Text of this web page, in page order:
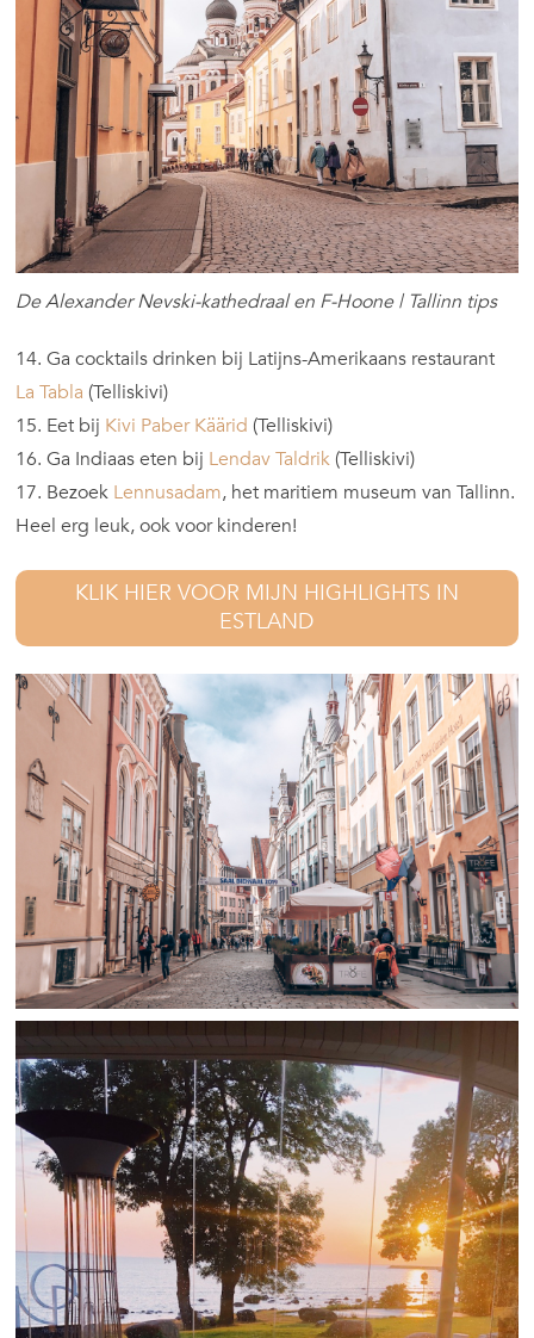
De Alexander Nevski-kathedraal en F-Hoone | Tallinn tips
14. Ga cocktails drinken bij Latijns-Amerikaans restaurant
La Tabla (Telliskivi)
15. Eet bij Kivi Paber Käärid (Telliskivi)
16. Ga Indiaas eten bij Lendav Taldrik (Telliskivi)
17. Bezoek Lennusadam, het maritiem museum van Tallinn.
Heel erg leuk, ook voor kinderen!
KLIK HIER VOOR MIJN HIGHLIGHTS IN
ESTLAND